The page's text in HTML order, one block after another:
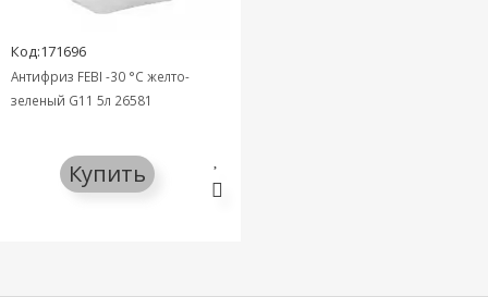
Код:171696
Антифриз FEBI -30 °C желто-
зеленый G11 5л 26581
Купить